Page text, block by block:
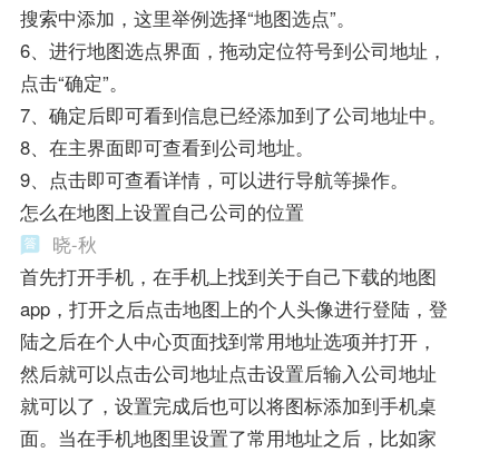
搜索中添加，这里举例选择“地图选点”。
6、进行地图选点界面，拖动定位符号到公司地址，
点击“确定”。
7、确定后即可看到信息已经添加到了公司地址中。
8、在主界面即可查看到公司地址。
9、点击即可查看详情，可以进行导航等操作。
怎么在地图上设置自己公司的位置
晓-秋
首先打开手机，在手机上找到关于自己下载的地图
app，打开之后点击地图上的个人头像进行登陆，登
陆之后在个人中心页面找到常用地址选项并打开，
然后就可以点击公司地址点击设置后输入公司地址
就可以了，设置完成后也可以将图标添加到手机桌
面。当在手机地图里设置了常用地址之后，比如家